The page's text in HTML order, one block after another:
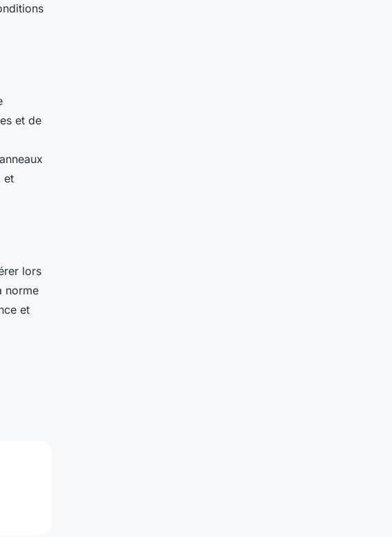
et de
et
lors
norme
et